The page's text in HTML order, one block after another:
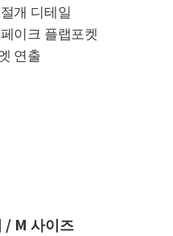
개 디테일
이크 플랩포켓
연출
/ M 사이즈